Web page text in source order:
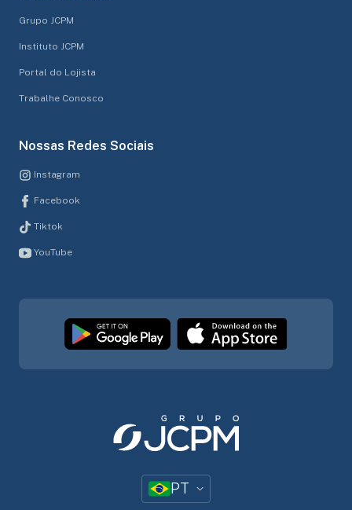
Grupo JCPM
Instituto JCPM
Portal do Lojista
Trabalhe Conosco
Nossas Redes Sociais
Instagram
Facebook
Tiktok
YouTube
PT